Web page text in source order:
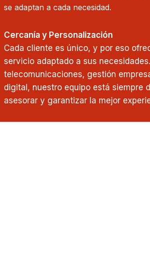
se adaptan a cada necesidad.
Cercanía y Personalización
Cada cliente es único, y por eso
servicio adaptado a sus
telecomunicaciones, gestión
digital, nuestro equipo está siempre
asesorar y garantizar la mejor